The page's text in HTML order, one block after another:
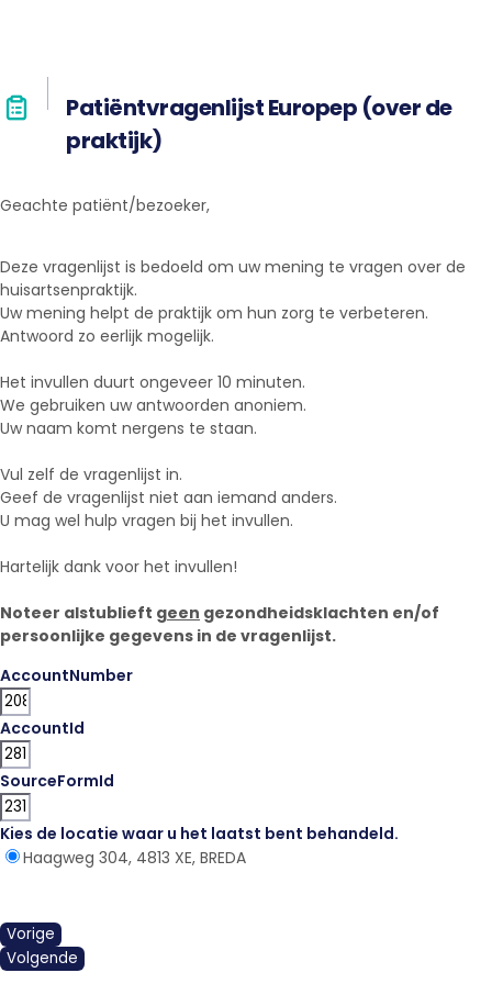
Patiëntvragenlijst Europep (over de
praktijk)
Geachte patiënt/bezoeker,
Deze vragenlijst is bedoeld om uw mening te vragen over de
huisartsenpraktijk.
Uw mening helpt de praktijk om hun zorg te verbeteren.
Antwoord zo eerlijk mogelijk.
Het invullen duurt ongeveer 10 minuten.
We gebruiken uw antwoorden anoniem.
Uw naam komt nergens te staan.
Vul zelf de vragenlijst in.
Geef de vragenlijst niet aan iemand anders.
U mag wel hulp vragen bij het invullen.
Hartelijk dank voor het invullen!
Noteer alstublieft geen gezondheidsklachten en/of
persoonlijke gegevens in de vragenlijst.
AccountNumber
AccountId
SourceFormId
Kies de locatie waar u het laatst bent behandeld.
Haagweg 304, 4813 XE, BREDA
Vorige
Volgende